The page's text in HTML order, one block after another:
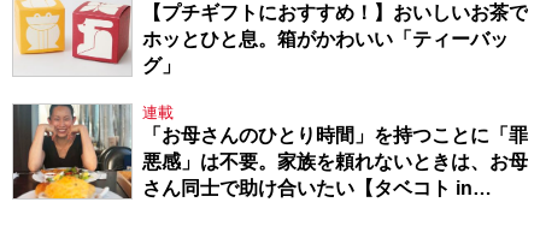
【プチギフトにおすすめ！】おいしいお茶で
ホッとひと息。箱がかわいい「ティーバッ
グ」
連載
「お母さんのひとり時間」を持つことに「罪
悪感」は不要。家族を頼れないときは、お母
さん同士で助け合いたい【タベコト in